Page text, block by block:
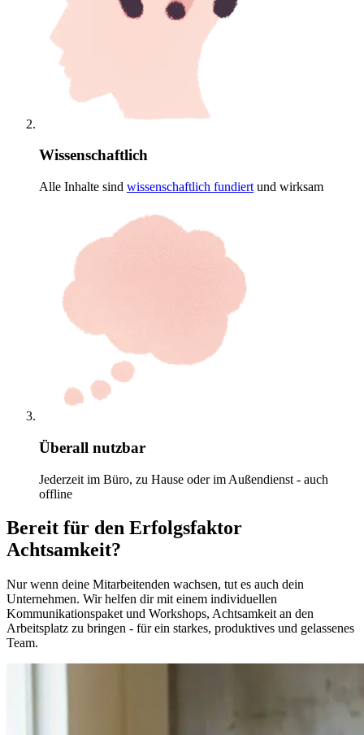
Wissenschaftlich
Alle Inhalte sind wissenschaftlich fundiert und wirksam
Überall nutzbar
Jederzeit im Büro, zu Hause oder im Außendienst - auch
offline
Bereit für den Erfolgsfaktor
Achtsamkeit?
Nur wenn deine Mitarbeitenden wachsen, tut es auch dein
Unternehmen. Wir helfen dir mit einem individuellen
Kommunikationspaket und Workshops, Achtsamkeit an den
Arbeitsplatz zu bringen - für ein starkes, produktives und gelassenes
Team.